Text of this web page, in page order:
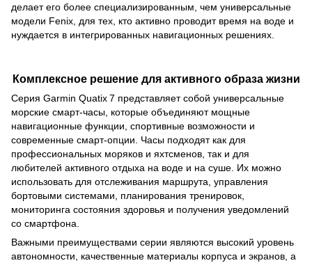
делает его более специализированным, чем универсальные
модели Fenix, для тех, кто активно проводит время на воде и
нуждается в интегрированных навигационных решениях.
Комплексное решение для активного образа жизни
Серия Garmin Quatix 7 представляет собой универсальные
морские смарт-часы, которые объединяют мощные
навигационные функции, спортивные возможности и
современные смарт-опции. Часы подходят как для
профессиональных моряков и яхтсменов, так и для
любителей активного отдыха на воде и на суше. Их можно
использовать для отслеживания маршрута, управления
бортовыми системами, планирования тренировок,
мониторинга состояния здоровья и получения уведомлений
со смартфона.
Важными преимуществами серии являются высокий уровень
автономности, качественные материалы корпуса и экранов, а